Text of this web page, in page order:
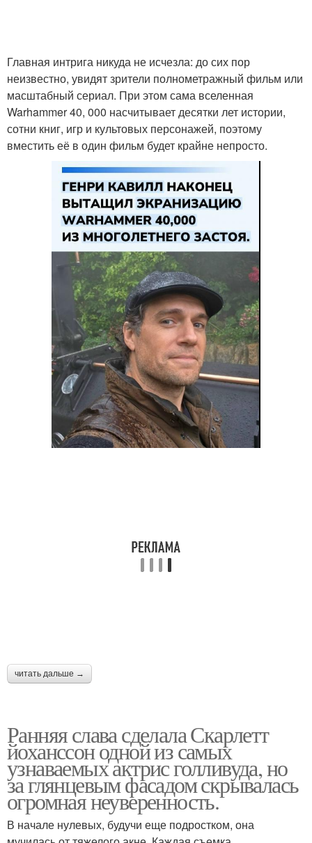
Главная интрига никуда не исчезла: до сих пор
неизвестно, увидят зрители полнометражный фильм или
масштабный сериал. При этом сама вселенная
Warhammer 40, 000 насчитывает десятки лет истории,
сотни книг, игр и культовых персонажей, поэтому
вместить её в один фильм будет крайне непросто.
читать дальше →
Ранняя слава сделала Скарлетт
йоханссон одной из самых
узнаваемых актрис голливуда, но
за глянцевым фасадом скрывалась
огромная неуверенность.
В начале нулевых, будучи еще подростком, она